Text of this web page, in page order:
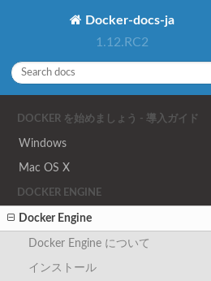
Docker-docs-ja
1.12.RC2
DOCKER を始めましょう - 導入ガイド
Windows
Mac OS X
DOCKER ENGINE
Docker Engine
Docker Engine について
インストール